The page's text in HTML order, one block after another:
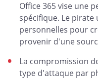
Office 365 vise une
spécifique. Le
personnelles pour
provenir d'une
La compromission
type d'attaque par